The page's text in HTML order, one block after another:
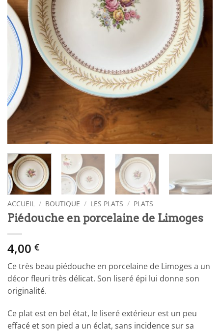
ACCUEIL / BOUTIQUE / LES PLATS / PLATS
Piédouche en porcelaine de Limoges
4,00 €
Ce très beau piédouche en porcelaine de Limoges a un
décor fleuri très délicat. Son liseré épi lui donne son
originalité.
Ce plat est en bel état, le liseré extérieur est un peu
effacé et son pied a un éclat, sans incidence sur sa